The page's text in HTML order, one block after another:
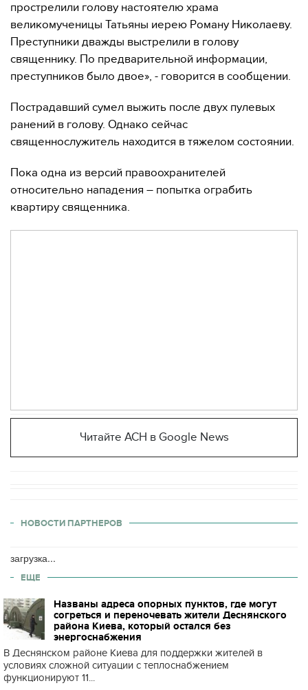
прострелили голову настоятелю храма
великомученицы Татьяны иерею Роману Николаеву.
Преступники дважды выстрелили в голову
священнику. По предварительной информации,
преступников было двое», - говорится в сообщении.
Пострадавший сумел выжить после двух пулевых
ранений в голову. Однако сейчас
священнослужитель находится в тяжелом состоянии.
Пока одна из версий правоохранителей
относительно нападения – попытка ограбить
квартиру священника.
Читайте АСН в Google News
НОВОСТИ ПАРТНЕРОВ
загрузка...
ЕЩЕ
Названы адреса опорных пунктов, где могут
согреться и переночевать жители Деснянского
района Киева, который остался без
энергоснабжения
В Деснянском районе Киева для поддержки жителей в
условиях сложной ситуации с теплоснабжением
функционируют 11...